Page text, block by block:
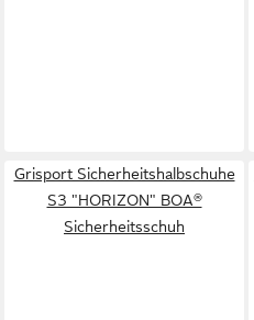
Grisport Sicherheitshalbschuhe
S3 "HORIZON" BOA®
Sicherheitsschuh